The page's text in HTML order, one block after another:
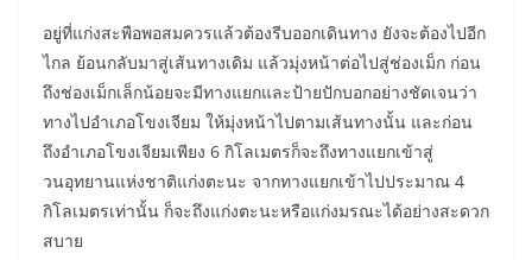
อยู่ที่แก่งสะพือพอสมควรแล้วต้องรีบออกเดินทาง ยังจะต้องไปอีก
ไกล ย้อนกลับมาสู่เส้นทางเดิม แล้วมุ่งหน้าต่อไปสู่ช่องเม็ก ก่อน
ถึงช่องเม็กเล็กน้อยจะมีทางแยกและป้ายปักบอกอย่างชัดเจนว่า
ทางไปอำเภอโขงเจียม ให้มุ่งหน้าไปตามเส้นทางนั้น และก่อน
ถึงอำเภอโขงเจียมเพียง 6 กิโลเมตรก็จะถึงทางแยกเข้าสู่
วนอุทยานแห่งชาติแก่งตะนะ จากทางแยกเข้าไปประมาณ 4
กิโลเมตรเท่านั้น ก็จะถึงแก่งตะนะหรือแก่งมรณะได้อย่างสะดวก
สบาย